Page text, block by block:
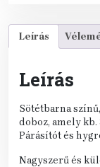
Leírás
Leírás
Sötétbarna
doboz, amely
Párásítót és
Nagyszerű és